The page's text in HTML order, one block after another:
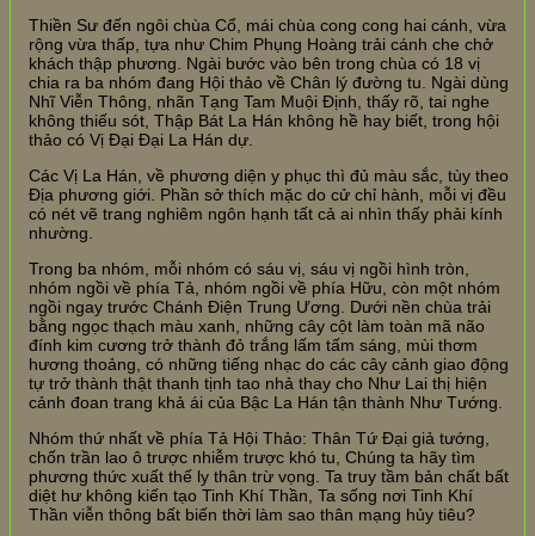
Thiền Sư đến ngôi chùa Cổ, mái chùa cong cong hai cánh, vừa
rộng vừa thấp, tựa như Chim Phụng Hoàng trải cánh che chở
khách thập phương. Ngài bước vào bên trong chùa có 18 vị
chia ra ba nhóm đang Hội thảo về Chân lý đường tu. Ngài dùng
Nhĩ Viễn Thông, nhãn Tạng Tam Muội Định, thấy rõ, tai nghe
không thiếu sót, Thập Bát La Hán không hề hay biết, trong hội
thảo có Vị Đại Đại La Hán dự.
Các Vị La Hán, về phương diện y phục thì đủ màu sắc, tùy theo
Địa phương giới. Phần sở thích mặc do cử chỉ hành, mỗi vị đều
có nét vẽ trang nghiêm ngôn hạnh tất cả ai nhìn thấy phải kính
nhường.
Trong ba nhóm, mỗi nhóm có sáu vị, sáu vị ngồi hình tròn,
nhóm ngồi về phía Tả, nhóm ngồi về phía Hữu, còn một nhóm
ngồi ngay trước Chánh Điện Trung Ương. Dưới nền chùa trải
bằng ngọc thạch màu xanh, những cây cột làm toàn mã não
đính kim cương trở thành đỏ trắng lấm tấm sáng, mùi thơm
hương thoảng, có những tiếng nhạc do các cây cảnh giao động
tự trở thành thật thanh tịnh tao nhả thay cho Như Lai thị hiện
cảnh đoan trang khả ái của Bậc La Hán tận thành Như Tướng.
Nhóm thứ nhất về phía Tả Hội Thảo: Thân Tứ Đại giả tướng,
chốn trần lao ô trược nhiễm trược khó tu, Chúng ta hãy tìm
phương thức xuất thế ly thân trừ vọng. Ta truy tầm bản chất bất
diệt hư không kiến tạo Tinh Khí Thần, Ta sống nơi Tinh Khí
Thần viễn thông bất biến thời làm sao thân mạng hủy tiêu?